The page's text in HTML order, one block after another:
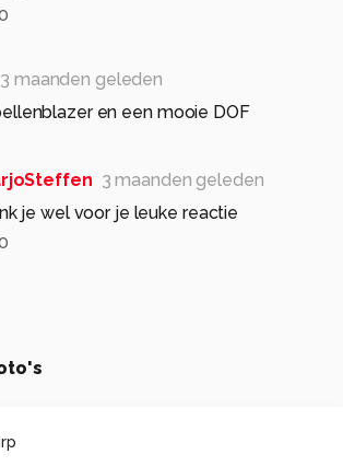
3 maanden geleden
en een mooie DOF
3 maanden geleden
je wel voor je leuke reactie